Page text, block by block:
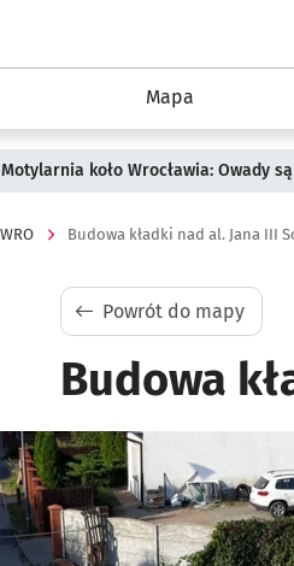
Mapa
koło Wrocławia: Owady
Budowa kładki nad al. Jana III
Powrót do mapy
Budowa